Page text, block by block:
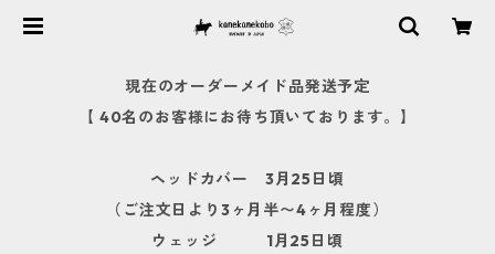
現在のオーダーメイド品発送予定
【 40名のお客様にお待ち頂いております。】
ヘッドカバー 3月25日頃
（ご注文日より3ヶ月半〜4ヶ月程度）
ウェッジ 1月25日頃